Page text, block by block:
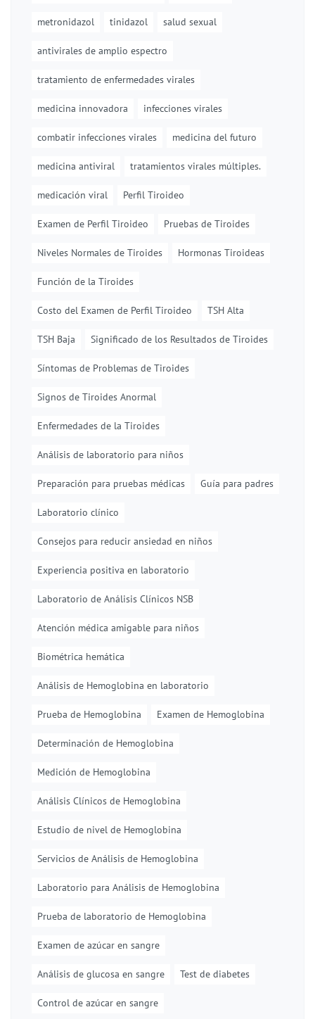
metronidazol tinidazol salud sexual
antivirales de amplio espectro
tratamiento de enfermedades virales
medicina innovadora infecciones virales
combatir infecciones virales medicina del futuro
medicina antiviral tratamientos virales múltiples.
medicación viral Perfil Tiroideo
Examen de Perfil Tiroideo Pruebas de Tiroides
Niveles Normales de Tiroides Hormonas Tiroideas
Función de la Tiroides
Costo del Examen de Perfil Tiroideo TSH Alta
TSH Baja Significado de los Resultados de Tiroides
Síntomas de Problemas de Tiroides
Signos de Tiroides Anormal
Enfermedades de la Tiroides
Análisis de laboratorio para niños
Preparación para pruebas médicas Guía para padres
Laboratorio clínico
Consejos para reducir ansiedad en niños
Experiencia positiva en laboratorio
Laboratorio de Análisis Clínicos NSB
Atención médica amigable para niños
Biométrica hemática
Análisis de Hemoglobina en laboratorio
Prueba de Hemoglobina Examen de Hemoglobina
Determinación de Hemoglobina
Medición de Hemoglobina
Análisis Clínicos de Hemoglobina
Estudio de nivel de Hemoglobina
Servicios de Análisis de Hemoglobina
Laboratorio para Análisis de Hemoglobina
Prueba de laboratorio de Hemoglobina
Examen de azúcar en sangre
Análisis de glucosa en sangre Test de diabetes
Control de azúcar en sangre